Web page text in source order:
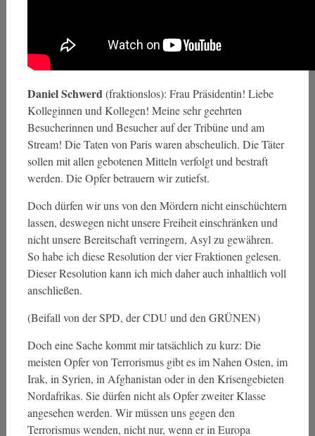
Daniel Schwerd(fraktionslos): Frau Präsidentin! Liebe
Kolleginnen und Kollegen! Meine sehr geehrten
Besucherinnen und Besucher auf der Tribüne und am
Stream! Die Taten von Paris waren abscheulich. Die Täter
sollen mit allen gebotenen Mitteln verfolgt und bestraft
werden. Die Opfer betrauern wir zutiefst.
Doch dürfen wir uns von den Mördern nicht einschüchtern
lassen, deswegen nicht unsere Freiheit einschränken und
nicht unsere Bereitschaft verringern, Asyl zu gewähren.
So habe ich diese Resolution der vier Fraktionen gelesen.
Dieser Resolution kann ich mich daher auch inhaltlich voll
anschließen.
(Beifall von der SPD, der CDU und den GRÜNEN)
Doch eine Sache kommt mir tatsächlich zu kurz: Die
meisten Opfer von Terrorismus gibt es im Nahen Osten, im
Irak, in Syrien, in Afghanistan oder in den Krisengebieten
Nordafrikas. Sie dürfen nicht als Opfer zweiter Klasse
angesehen werden. Wir müssen uns gegen den
Terrorismus wenden, nicht nur, wenn er in Europa